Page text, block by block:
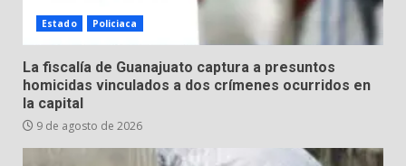
Arte en Cartonería
7 de agosto de 2026
Estado Policiaca
La fiscalía de Guanajuato captura a presuntos
homicidas vinculados a dos crímenes ocurridos en
la capital
9 de agosto de 2026